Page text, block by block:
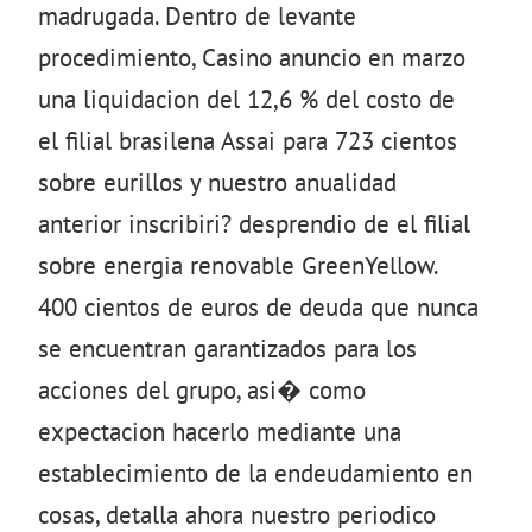
madrugada. Dentro de levante
procedimiento, Casino anuncio en marzo
una liquidacion del 12,6 % del costo de
el filial brasilena Assai para 723 cientos
sobre eurillos y nuestro anualidad
anterior inscribiri? desprendio de el filial
sobre energia renovable GreenYellow.
400 cientos de euros de deuda que nunca
se encuentran garantizados para los
acciones del grupo, asi� como
expectacion hacerlo mediante una
establecimiento de la endeudamiento en
cosas, detalla ahora nuestro periodico